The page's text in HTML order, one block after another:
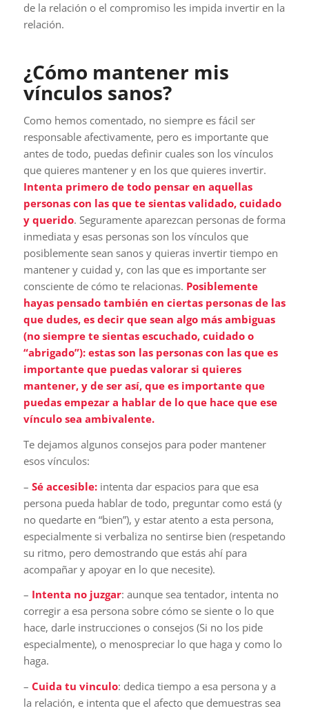
de la relación o el compromiso les impida invertir en la
relación.
¿Cómo mantener mis
vínculos sanos?
Como hemos comentado, no siempre es fácil ser
responsable afectivamente, pero es importante que
antes de todo, puedas definir cuales son los vínculos
que quieres mantener y en los que quieres invertir.
Intenta primero de todo pensar en aquellas
personas con las que te sientas validado, cuidado
y querido. Seguramente aparezcan personas de forma
inmediata y esas personas son los vínculos que
posiblemente sean sanos y quieras invertir tiempo en
mantener y cuidad y, con las que es importante ser
consciente de cómo te relacionas. Posiblemente
hayas pensado también en ciertas personas de las
que dudes, es decir que sean algo más ambiguas
(no siempre te sientas escuchado, cuidado o
“abrigado”): estas son las personas con las que es
importante que puedas valorar si quieres
mantener, y de ser así, que es importante que
puedas empezar a hablar de lo que hace que ese
vínculo sea ambivalente.
Te dejamos algunos consejos para poder mantener
esos vínculos:
– Sé accesible:intenta dar espacios para que esa
persona pueda hablar de todo, preguntar como está (y
no quedarte en “bien”), y estar atento a esta persona,
especialmente si verbaliza no sentirse bien (respetando
su ritmo, pero demostrando que estás ahí para
acompañar y apoyar en lo que necesite).
– Intenta no juzgar: aunque sea tentador, intenta no
corregir a esa persona sobre cómo se siente o lo que
hace, darle instrucciones o consejos (Si no los pide
especialmente), o menospreciar lo que haga y como lo
haga.
– Cuida tu vinculo: dedica tiempo a esa persona y a
la relación, e intenta que el afecto que demuestras sea